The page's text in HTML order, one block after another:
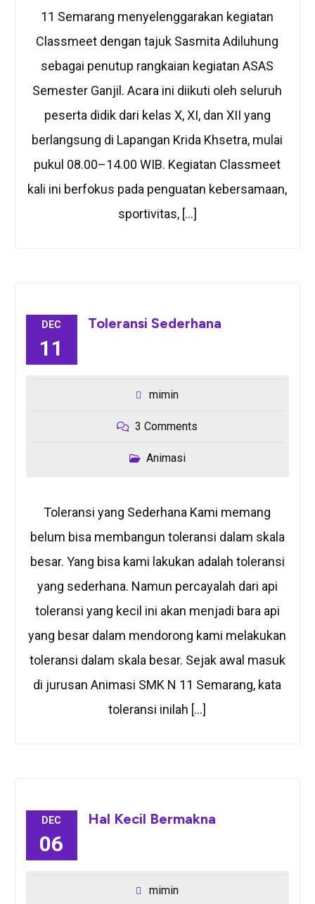
11 Semarang menyelenggarakan kegiatan
Classmeet dengan tajuk Sasmita Adiluhung
sebagai penutup rangkaian kegiatan ASAS
Semester Ganjil. Acara ini diikuti oleh seluruh
peserta didik dari kelas X, XI, dan XII yang
berlangsung di Lapangan Krida Khsetra, mulai
pukul 08.00–14.00 WIB. Kegiatan Classmeet
kali ini berfokus pada penguatan kebersamaan,
sportivitas, […]
DEC
11
Toleransi Sederhana
mimin
3 Comments
Animasi
Toleransi yang Sederhana Kami memang
belum bisa membangun toleransi dalam skala
besar. Yang bisa kami lakukan adalah toleransi
yang sederhana. Namun percayalah dari api
toleransi yang kecil ini akan menjadi bara api
yang besar dalam mendorong kami melakukan
toleransi dalam skala besar. Sejak awal masuk
di jurusan Animasi SMK N 11 Semarang, kata
toleransi inilah […]
DEC
06
Hal Kecil Bermakna
mimin